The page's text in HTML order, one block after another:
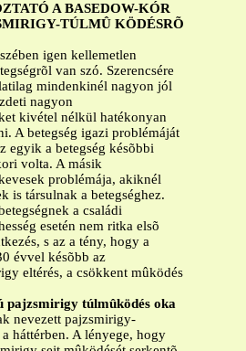
A BASEDOW-KÓR
TÚLMÛ KÖDÉSRÕ
igen kellemetlen
van szó. Szerencsére
mindenkinél nagyon jól
nagyon
kivétel nélkül hatékonyan
A betegség igazi problémáját
egyik a betegség késõbbi
volta. A másik
problémája, akiknél
is társulnak a betegséghez.
a családi
esetén nem ritka elsõ
s az a tény, hogy a
évvel késõbb az
eltérés, a csökkent mûködés
pajzsmirigy túlmûködés oka
nevezett pajzsmirigy-
háttérben. A lényege, hogy